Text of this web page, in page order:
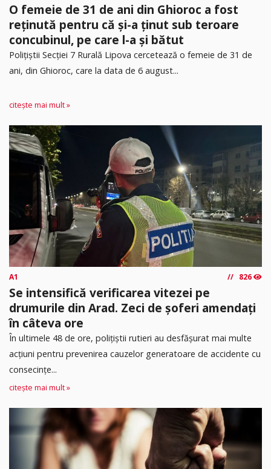
O femeie de 31 de ani din Ghioroc a fost
reținută pentru că și-a ținut sub teroare
concubinul, pe care l-a și bătut
​Polițiștii Secției 7 Rurală Lipova cercetează o femeie de 31 de
ani, din Ghioroc, care la data de 6 august...
citește mai mult »
A1 826
Se intensifică verificarea vitezei pe
drumurile din Arad. Zeci de șoferi amendați
în câteva ore
În ultimele 48 de ore, polițiștii rutieri au desfășurat mai multe
acțiuni pentru prevenirea cauzelor generatoare de accidente cu
consecințe...
citește mai mult »